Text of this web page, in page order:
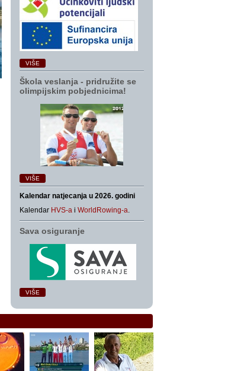
VIŠE
Škola veslanja ‑ pridružite se
olimpijskim pobjednicima!
VIŠE
Kalendar natjecanja u 2026. godini
Kalendar HVS-a i WorldRowing-a.
Sava osiguranje
VIŠE